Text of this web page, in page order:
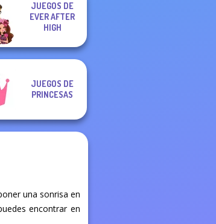
Cat Sorter Puzzle
JUEGOS DE
EVER AFTER
HIGH
JUEGOS DE
PRINCESAS
una sonrisa en
encontrar en